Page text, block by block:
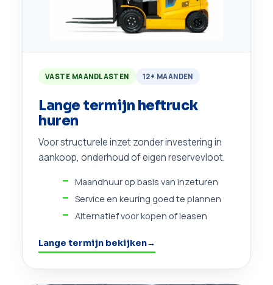
VASTE MAANDLASTEN 12+ MAANDEN
Lange termijn heftruck
huren
Voor structurele inzet zonder investering in
aankoop, onderhoud of eigen reservevloot.
Maandhuur op basis van inzeturen
Service en keuring goed te plannen
Alternatief voor kopen of leasen
Lange termijn bekijken→